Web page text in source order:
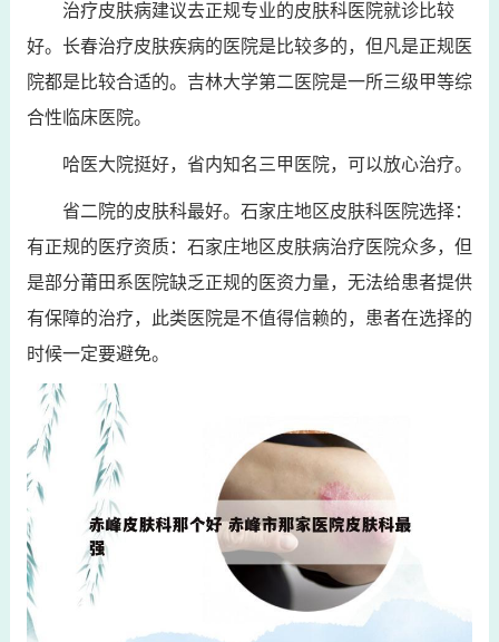
治疗皮肤病建议去正规专业的皮肤科医院就诊比较
好。长春治疗皮肤疾病的医院是比较多的，但凡是正规医
院都是比较合适的。吉林大学第二医院是一所三级甲等综
合性临床医院。
哈医大院挺好，省内知名三甲医院，可以放心治疗。
省二院的皮肤科最好。石家庄地区皮肤科医院选择：
有正规的医疗资质：石家庄地区皮肤病治疗医院众多，但
是部分莆田系医院缺乏正规的医资力量，无法给患者提供
有保障的治疗，此类医院是不值得信赖的，患者在选择的
时候一定要避免。